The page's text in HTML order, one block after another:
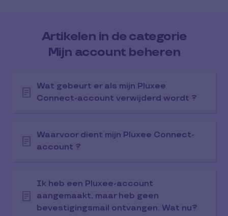
Artikelen in de categorie
Mijn account beheren
Wat gebeurt er als mijn Pluxee
Connect-account verwijderd wordt ?
Waarvoor dient mijn Pluxee Connect-
account ?
Ik heb een Pluxee-account
aangemaakt, maar heb geen
bevestigingsmail ontvangen. Wat nu?